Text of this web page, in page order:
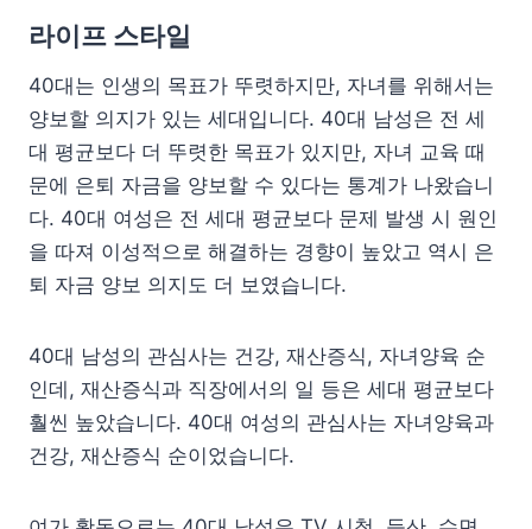
라이프 스타일
40대는 인생의 목표가 뚜렷하지만, 자녀를 위해서는
양보할 의지가 있는 세대입니다. 40대 남성은 전 세
대 평균보다 더 뚜렷한 목표가 있지만, 자녀 교육 때
문에 은퇴 자금을 양보할 수 있다는 통계가 나왔습니
다. 40대 여성은 전 세대 평균보다 문제 발생 시 원인
을 따져 이성적으로 해결하는 경향이 높았고 역시 은
퇴 자금 양보 의지도 더 보였습니다.
40대 남성의 관심사는 건강, 재산증식, 자녀양육 순
인데, 재산증식과 직장에서의 일 등은 세대 평균보다
훨씬 높았습니다. 40대 여성의 관심사는 자녀양육과
건강, 재산증식 순이었습니다.